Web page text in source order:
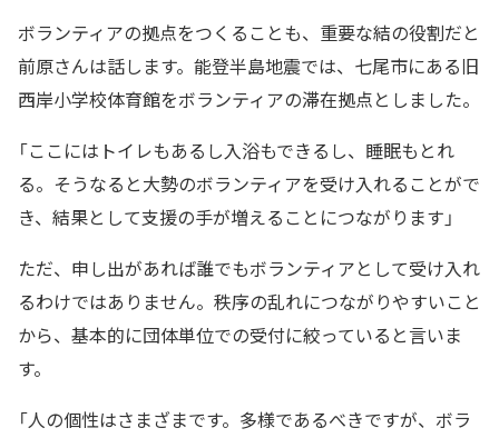
ボランティアの拠点をつくることも、重要な結の役割だと
前原さんは話します。能登半島地震では、七尾市にある旧
西岸小学校体育館をボランティアの滞在拠点としました。
「ここにはトイレもあるし入浴もできるし、睡眠もとれ
る。そうなると大勢のボランティアを受け入れることがで
き、結果として支援の手が増えることにつながります」
ただ、申し出があれば誰でもボランティアとして受け入れ
るわけではありません。秩序の乱れにつながりやすいこと
から、基本的に団体単位での受付に絞っていると言いま
す。
「人の個性はさまざまです。多様であるべきですが、ボラ